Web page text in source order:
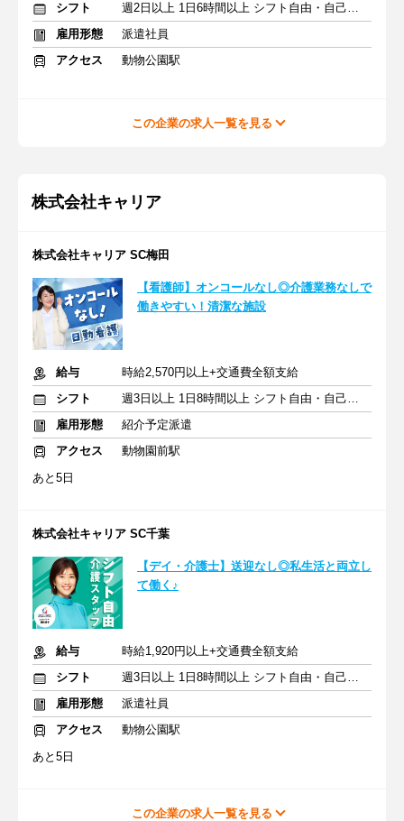
シフト
週2日以上 1日6時間以上 シフト自由・自己申告
雇用形態
派遣社員
アクセス
動物公園駅
この企業の求人一覧を見る
株式会社キャリア
株式会社キャリア SC梅田
【看護師】オンコールなし◎介護業務なしで
働きやすい！清潔な施設
給与
時給2,570円以上+交通費全額支給
シフト
週3日以上 1日8時間以上 シフト自由・自己申告
雇用形態
紹介予定派遣
アクセス
動物園前駅
あと5日
株式会社キャリア SC千葉
【デイ・介護士】送迎なし◎私生活と両立し
て働く♪
給与
時給1,920円以上+交通費全額支給
シフト
週3日以上 1日8時間以上 シフト自由・自己申告
雇用形態
派遣社員
アクセス
動物公園駅
あと5日
この企業の求人一覧を見る